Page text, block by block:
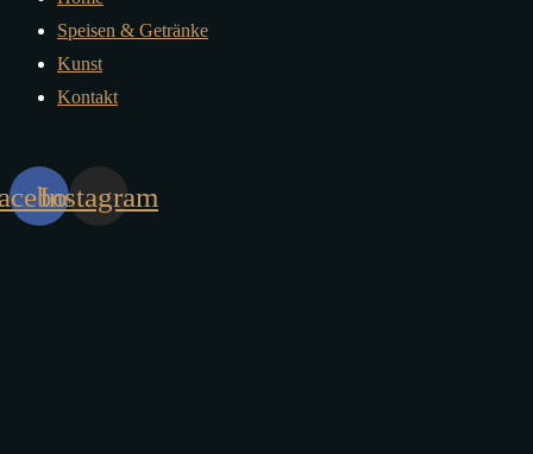
Speisen & Getränke
Kunst
Kontakt
Instagram